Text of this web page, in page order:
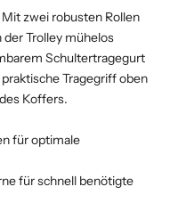
Mit zwei robusten Rollen
der Trolley mühelos
Schultertragegurt
Tragegriff oben
Koffers.
für optimale
für schnell benötigte